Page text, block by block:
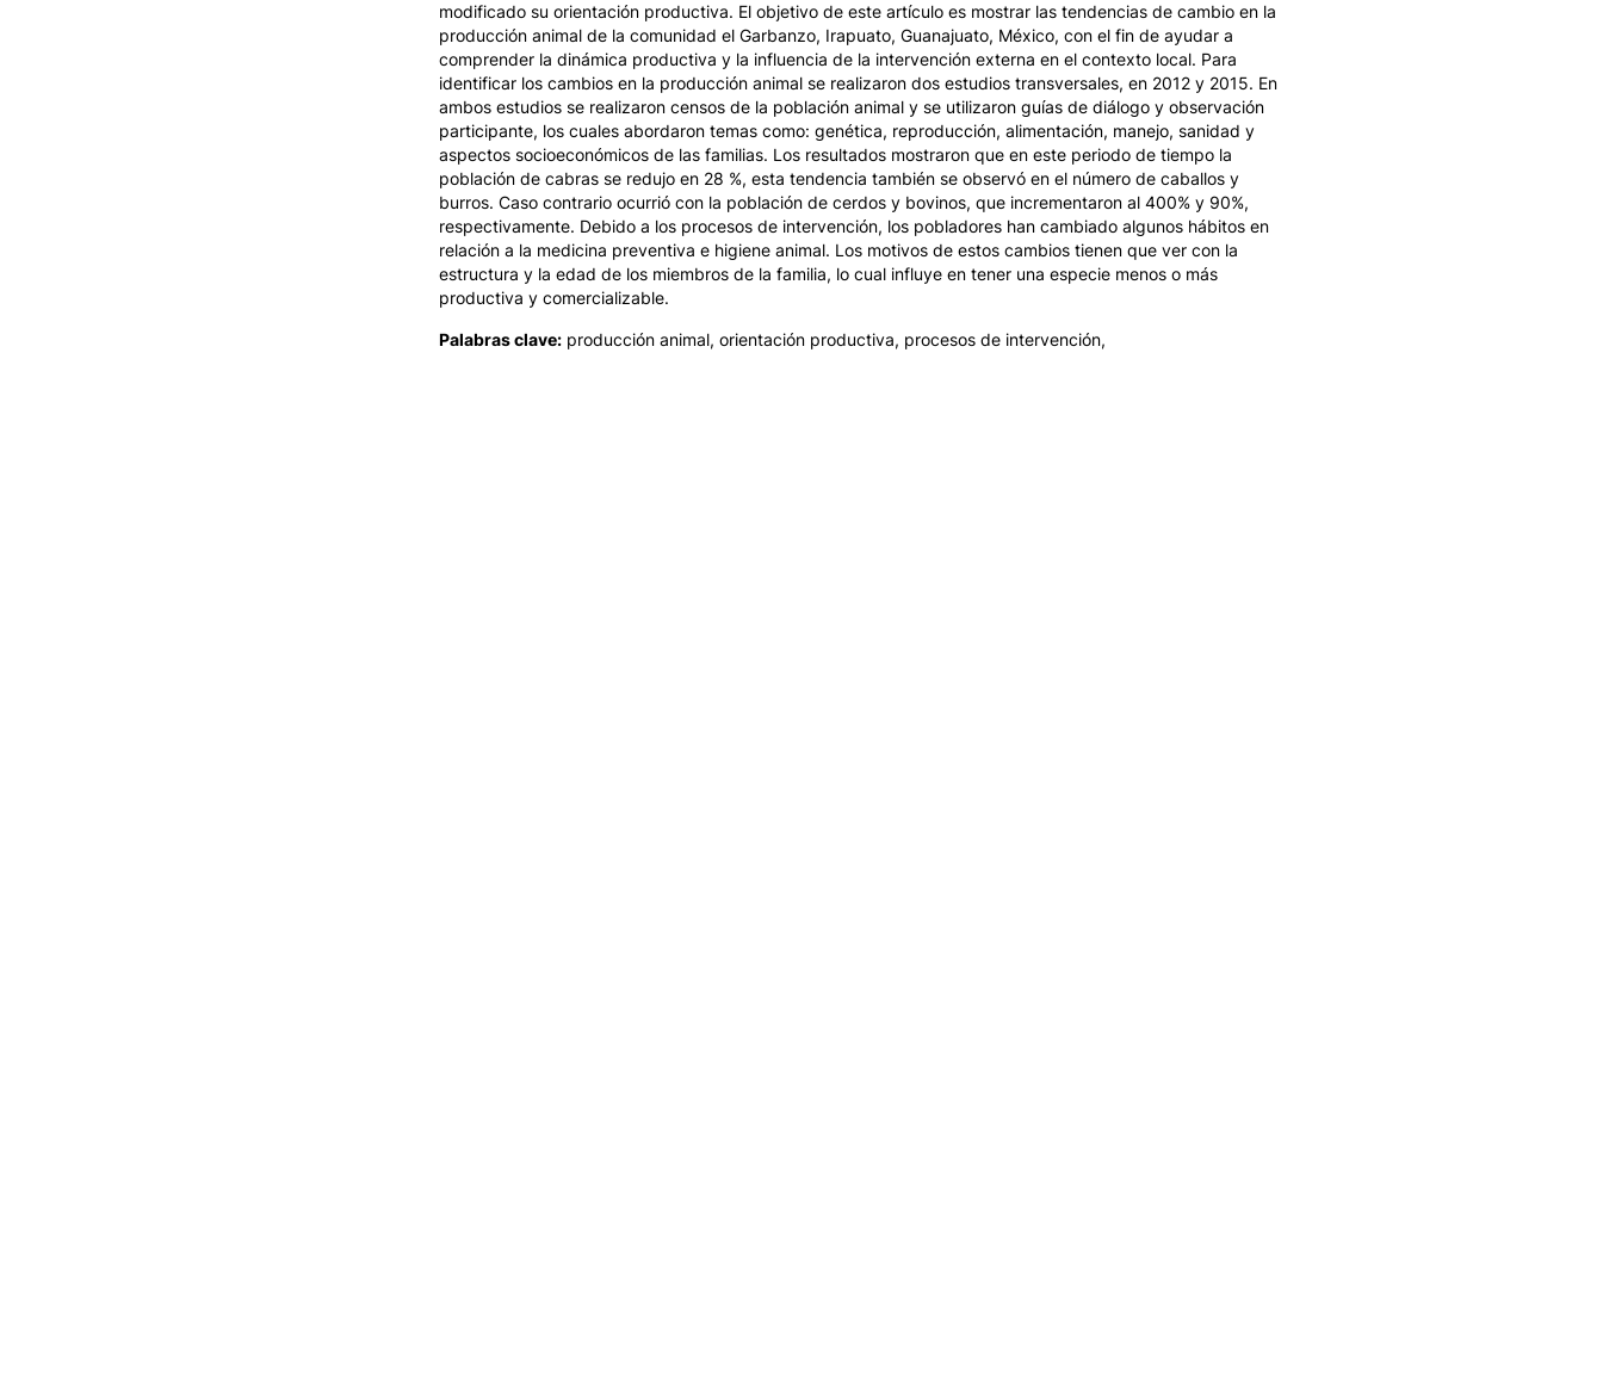
modificado su orientación productiva. El objetivo de este artículo es mostrar las tendencias de cambio en la
producción animal de la comunidad el Garbanzo, Irapuato, Guanajuato, México, con el fin de ayudar a
comprender la dinámica productiva y la influencia de la intervención externa en el contexto local. Para
identificar los cambios en la producción animal se realizaron dos estudios transversales, en 2012 y 2015. En
ambos estudios se realizaron censos de la población animal y se utilizaron guías de diálogo y observación
participante, los cuales abordaron temas como: genética, reproducción, alimentación, manejo, sanidad y
aspectos socioeconómicos de las familias. Los resultados mostraron que en este periodo de tiempo la
población de cabras se redujo en 28 %, esta tendencia también se observó en el número de caballos y
burros. Caso contrario ocurrió con la población de cerdos y bovinos, que incrementaron al 400% y 90%,
respectivamente. Debido a los procesos de intervención, los pobladores han cambiado algunos hábitos en
relación a la medicina preventiva e higiene animal. Los motivos de estos cambios tienen que ver con la
estructura y la edad de los miembros de la familia, lo cual influye en tener una especie menos o más
productiva y comercializable.
Palabras clave:producción animal, orientación productiva, procesos de intervención,